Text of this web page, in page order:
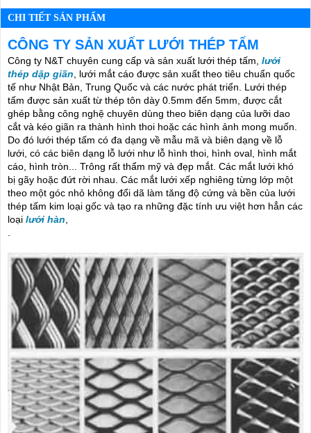
CHI TIẾT SẢN PHẨM
CÔNG TY SẢN XUẤT LƯỚI THÉP TẤM
Công ty N&T chuyên cung cấp và sản xuất lưới thép tấm, lưới
thép dập giãn , lưới mắt cáo được sản xuất theo tiêu chuẩn quốc
tế như Nhật Bản, Trung Quốc và các nước phát triển. Lưới thép
tấm được sản xuất từ thép tôn dày 0.5mm đến 5mm, được cắt
ghép bằng công nghệ chuyên dùng theo biên dạng của lưỡi dao
cắt và kéo giãn ra thành hình thoi hoặc các hình ảnh mong muốn.
Do đó lưới thép tấm có đa dạng về mẫu mã và biên dạng về lỗ
lưới, có các biên dạng lỗ lưới như lỗ hình thoi, hình oval, hình mắt
cáo, hình tròn... Trông rất thẩm mỹ và đẹp mắt. Các mắt lưới khó
bị gãy hoặc đứt rời nhau. Các mắt lưới xếp nghiêng từng lớp một
theo một góc nhỏ không đổi dã làm tăng độ cứng và bền của lưới
thép tấm kim loại gốc và tạo ra những đặc tính ưu việt hơn hẳn các
loại lưới hàn